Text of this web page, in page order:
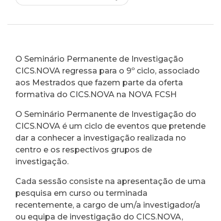
O Seminário Permanente de Investigação
CICS.NOVA regressa para o 9º ciclo, associado
aos Mestrados que fazem parte da oferta
formativa do CICS.NOVA na NOVA FCSH
O Seminário Permanente de Investigação do
CICS.NOVA é um ciclo de eventos que pretende
dar a conhecer a investigação realizada no
centro e os respectivos grupos de
investigação.
Cada sessão consiste na apresentação de uma
pesquisa em curso ou terminada
recentemente, a cargo de um/a investigador/a
ou equipa de investigação do CICS.NOVA,